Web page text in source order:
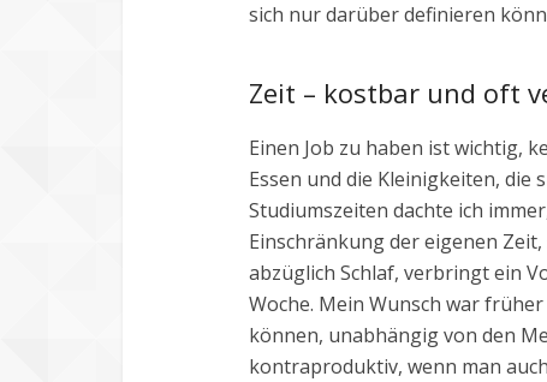
sich nur darüber definieren
Zeit – kostbar und oft
Einen Job zu haben ist wichtig,
Essen und die Kleinigkeiten, die
Studiumszeiten dachte ich
Einschränkung der eigenen
abzüglich Schlaf, verbringt ein
Woche. Mein Wunsch war
können, unabhängig von den
kontraproduktiv, wenn man